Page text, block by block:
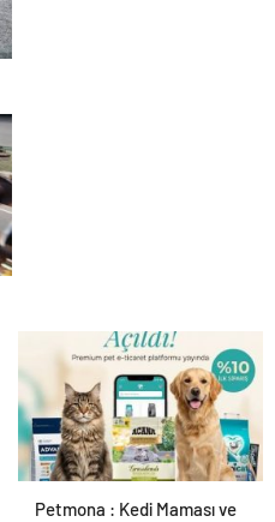
Petmona : Kedi Maması ve